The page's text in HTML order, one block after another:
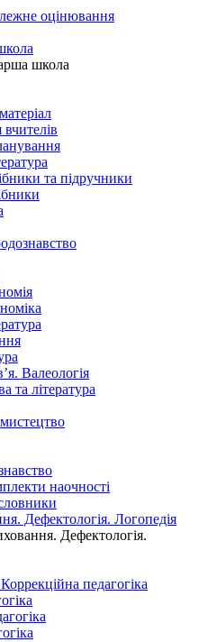
оцінювання
школа
та підручники
Валеологія
та література
наочності
Дефектологія. Логопедія
Дефектологія.
педагогіка